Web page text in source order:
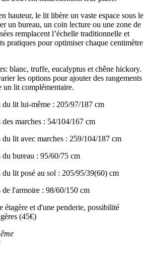
hauteur, le lit libère un vaste espace sous le
un bureau, un coin lecture ou une zone de
remplacent l’échelle traditionnelle et
pratiques pour optimiser chaque centimètre
blanc, truffe, eucalyptus et chêne hickory.
les options pour ajouter des rangements
un lit complémentaire.
du lit lui-même : 205/97/187 cm
marches : 54/104/167 cm
lit avec marches : 259/104/187 cm
bureau : 95/60/75 cm
du lit posé au sol : 205/95/39(60) cm
de l'armoire : 98/60/150 cm
étagère et d'une penderie, possibilité
(45€)